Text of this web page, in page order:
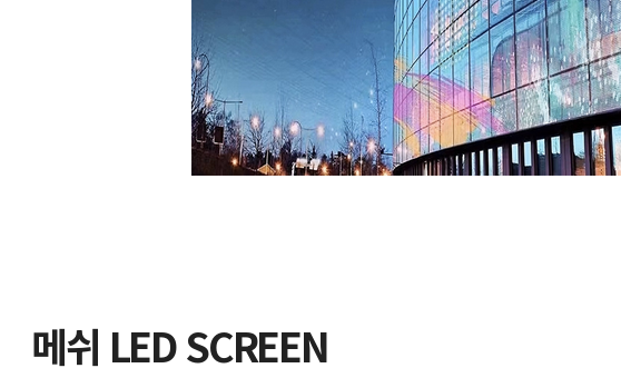
메쉬 LED SCREEN